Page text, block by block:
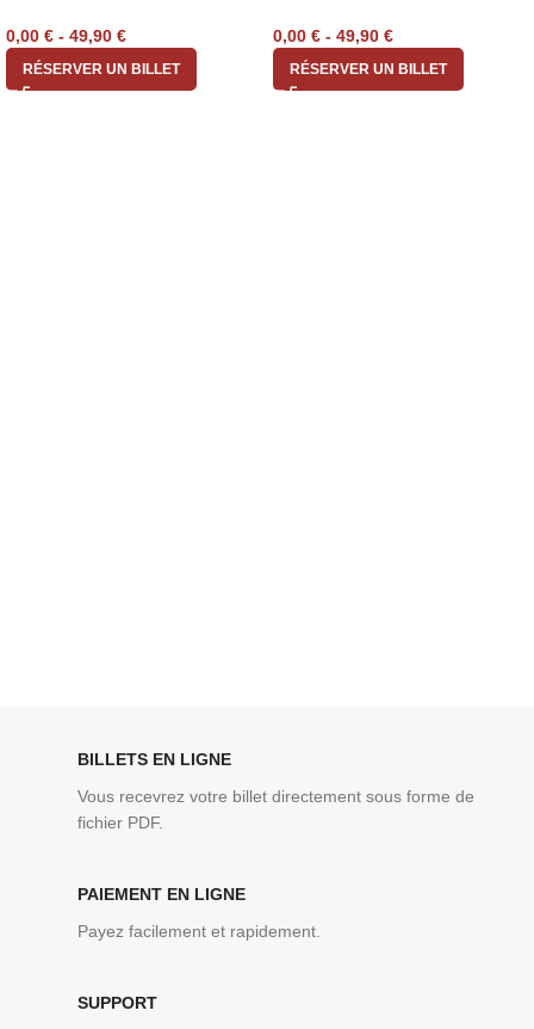
0,00 € - 49,90 €
RÉSERVER UN BILLET
0,00 € - 49,90 €
RÉSERVER UN BILLET
BILLETS EN LIGNE
Vous recevrez votre billet directement sous forme de
fichier PDF.
PAIEMENT EN LIGNE
Payez facilement et rapidement.
SUPPORT